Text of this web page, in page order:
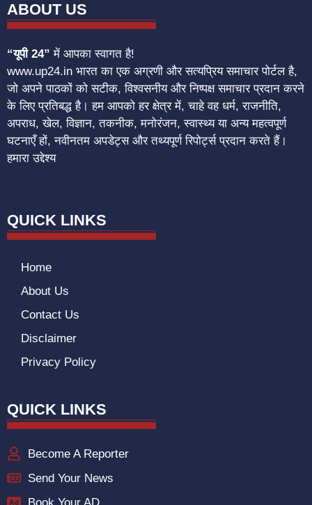
ABOUT US
“यूपी 24” में आपका स्वागत है!
www.up24.in भारत का एक अग्रणी और सत्यप्रिय समाचार पोर्टल है,
जो अपने पाठकों को सटीक, विश्वसनीय और निष्पक्ष समाचार प्रदान करने
के लिए प्रतिबद्ध है। हम आपको हर क्षेत्र में, चाहे वह धर्म, राजनीति,
अपराध, खेल, विज्ञान, तकनीक, मनोरंजन, स्वास्थ्य या अन्य महत्वपूर्ण
घटनाएँ हों, नवीनतम अपडेट्स और तथ्यपूर्ण रिपोर्ट्स प्रदान करते हैं।
हमारा उद्देश्य
QUICK LINKS
Home
About Us
Contact Us
Disclaimer
Privacy Policy
QUICK LINKS
Become A Reporter
Send Your News